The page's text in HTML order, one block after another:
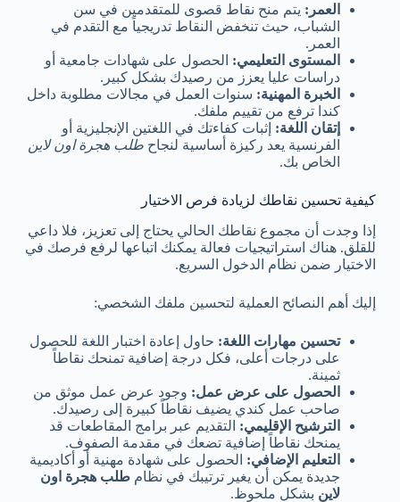
العمر: يتم منح نقاط قصوى للمتقدمين في سن
الشباب، حيث تنخفض النقاط تدريجياً مع التقدم في
العمر.
المستوى التعليمي: الحصول على شهادات جامعية أو
دراسات عليا يعزز من رصيدك بشكل كبير.
الخبرة المهنية: سنوات العمل في مجالات مطلوبة داخل
كندا ترفع من تقييم ملفك.
إتقان اللغة: إثبات كفاءتك في اللغتين الإنجليزية أو
الفرنسية يعد ركيزة أساسية لنجاح طلب هجرة اون لاين
الخاص بك.
كيفية تحسين نقاطك لزيادة فرص الاختيار
إذا وجدت أن مجموع نقاطك الحالي يحتاج إلى تعزيز، فلا داعي
للقلق. هناك استراتيجيات فعالة يمكنك اتباعها لرفع فرصك في
الاختيار ضمن نظام الدخول السريع.
إليك أهم النصائح العملية لتحسين ملفك الشخصي:
تحسين مهارات اللغة: حاول إعادة اختبار اللغة للحصول
على درجات أعلى، فكل درجة إضافية تمنحك نقاطاً
ثمينة.
الحصول على عرض عمل: وجود عرض عمل موثق من
صاحب عمل كندي يضيف نقاطاً كبيرة إلى رصيدك.
الترشيح الإقليمي: التقديم عبر برامج المقاطعات قد
يمنحك نقاطاً إضافية تضعك في مقدمة الصفوف.
التعليم الإضافي: الحصول على شهادة مهنية أو أكاديمية
جديدة يمكن أن يغير ترتيبك في نظام طلب هجرة اون
لاين بشكل ملحوظ.